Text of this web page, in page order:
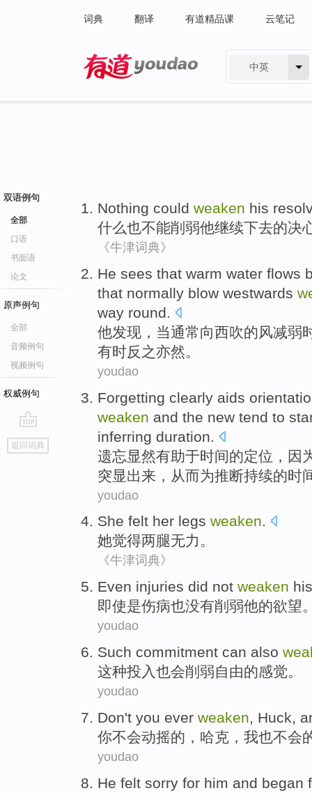
词典 翻译 有道精品课 云笔记
中英
双语例句
全部
口语
书面语
论文
原声例句
全部
音频例句
视频例句
权威例句
go
top
返回词典
Nothing could weaken his
什么也不能削弱他继续下去的决
《牛津词典》
He sees that warm water flows
that normally blow westwards
way round.
他发现 ， 当通常向西吹的风减弱
有时反之亦然。
youdao
Forgetting clearly aids
weaken and the new tend to
inferring duration
遗忘显然有助于时间的定位 ， 因
突显出来 ，从而为推断持续的时
youdao
She felt her legs weaken.
她觉得两腿无力 。
《牛津词典》
Even injuries did not weaken
即使是伤病也没有削弱他的欲望
youdao
Such commitment can also
这种投入也会削弱自由的感觉。
youdao
Don't you ever weaken, Huck,
你不会动摇的， 哈克 ， 我也不会
youdao
He felt sorry for him and began